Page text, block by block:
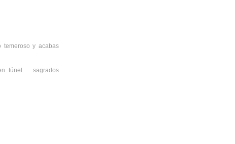
temeroso y acabas
túnel ... sagrados